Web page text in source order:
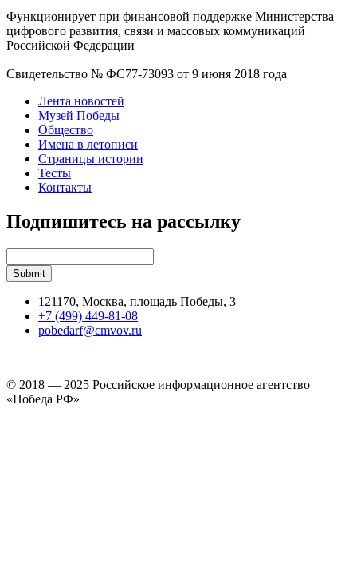
Функционирует при финансовой поддержке Министерства
цифрового развития, связи и массовых коммуникаций
Российской Федерации
Свидетельство № ФС77-73093 от 9 июня 2018 года
Лента новостей
Музей Победы
Общество
Имена в летописи
Страницы истории
Тесты
Контакты
Подпишитесь на рассылку
121170, Москва, площадь Победы, 3
+7 (499) 449-81-08
pobedarf@cmvov.ru
© 2018 — 2025 Российское информационное агентство
«Победа РФ»